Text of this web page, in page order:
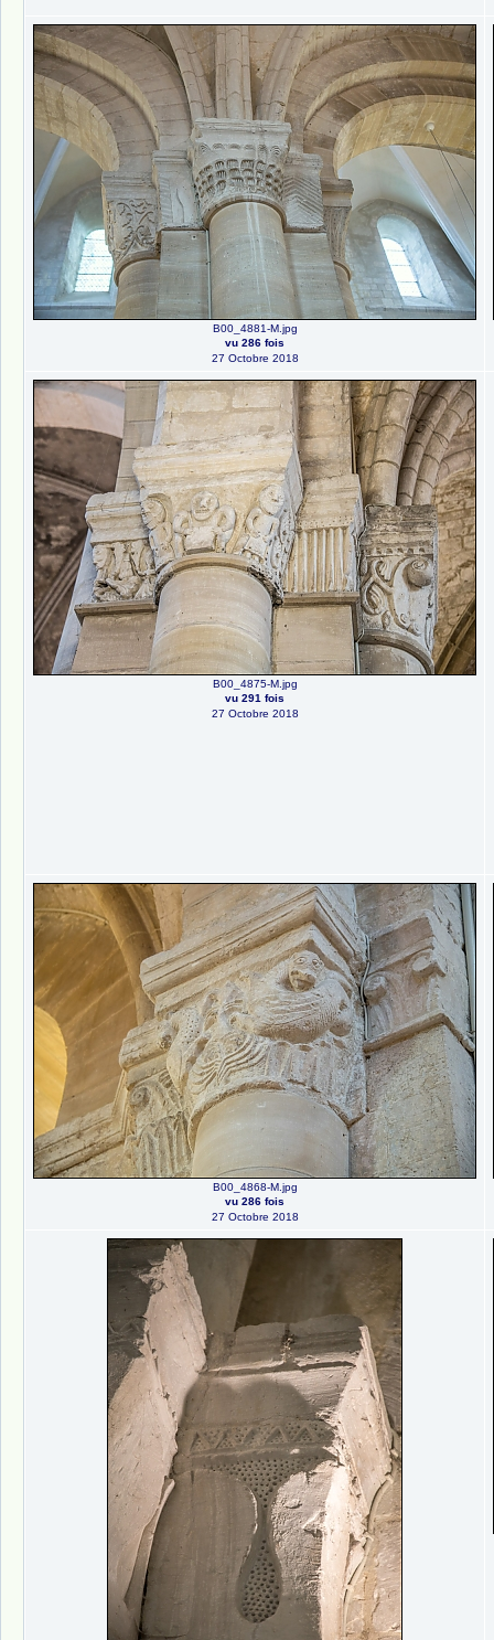
B00_4881-M.jpg
vu 286 fois
27 Octobre 2018
B00_4875-M.jpg
vu 291 fois
27 Octobre 2018
B00_4868-M.jpg
vu 286 fois
27 Octobre 2018